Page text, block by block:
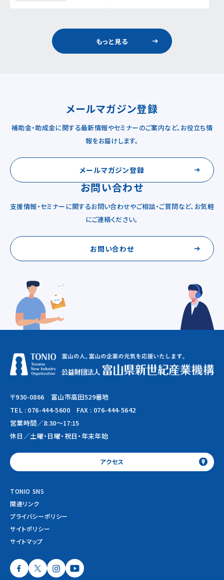
もっと見る
メールマガジン登録
補助金・助成金に関する最新情報やセミナーのご案内など、お役立ち情
報をお届けします。
メールマガジン登録
お問い合わせ
支援情報・セミナーに関するお問い合わせやご相談・ご質問など、お気軽
にご連絡ください。
お問い合わせ
〒930-0866 富山市高田529番地
TEL : 076-444-5600 FAX : 076-444-5642
営業時間／8:30～17:15
休日／土曜・日曜・祝日・年末年始
アクセス
TONIO SNS
関連リンク
プライバシーポリシー
サイトポリシー
サイトマップ